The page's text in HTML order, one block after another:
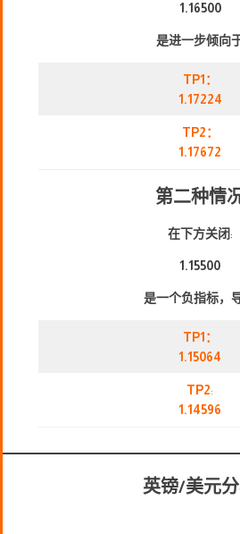
1.16500
是进一步倾向
TP1：
1.17224
TP2：
1.17672
第二种情
在下方关闭:
1.15500
是一个负指标，
TP1：
1.15064
TP2:
1.14596
英镑/美元